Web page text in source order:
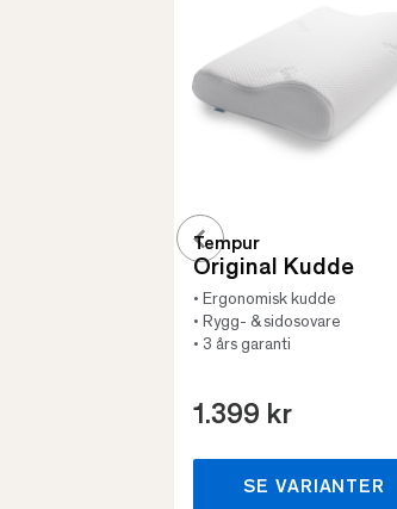
Tempur
Original Kudde
• Ergonomisk kudde
• Rygg- & sidosovare
• 3 års garanti
1.399 kr
SE VARIANTER